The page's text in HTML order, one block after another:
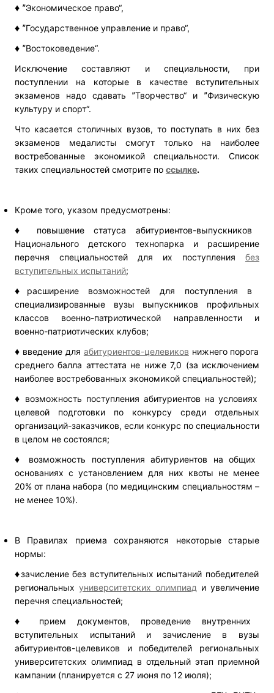
♦ ˮЭкономическое право“,
♦ ˮГосударственное управление и право“,
♦ ˮВостоковедение“.
Исключение составляют и специальности, при
поступлении на которые в качестве вступительных
экзаменов надо сдавать ˮТворчество“ и ˮФизическую
культуру и спорт“.
Что касается столичных вузов, то поступать в них без
экзаменов медалисты смогут только на наиболее
востребованные экономикой специальности. Список
таких специальностей смотрите по ссылке.
Кроме того, указом предусмотрены:
♦
повышение статуса абитуриентов-выпускников
Национального детского технопарка и расширение
перечня специальностей для их поступления без
вступительных испытаний;
♦
расширение возможностей для поступления в
специализированные вузы выпускников профильных
классов военно-патриотической направленности и
военно-патриотических клубов;
♦ введение для абитуриентов-целевиков нижнего порога
среднего балла аттестата не ниже 7,0 (за исключением
наиболее востребованных экономикой специальностей);
♦ возможность поступления абитуриентов на условиях
целевой подготовки по конкурсу среди отдельных
организаций-заказчиков, если конкурс по специальности
в целом не состоялся;
♦
возможность поступления абитуриентов на общих
основаниях с установлением для них квоты не менее
20% от плана набора (по медицинским специальностям –
не менее 10%).
В Правилах приема сохраняются некоторые старые
нормы:
♦зачисление без вступительных испытаний победителей
региональных университетских олимпиад и увеличение
перечня специальностей;
♦
прием документов, проведение внутренних
вступительных испытаний и зачисление в вузы
абитуриентов-целевиков и победителей региональных
университетских олимпиад в отдельный этап приемной
кампании (планируется с 27 июня по 12 июля);